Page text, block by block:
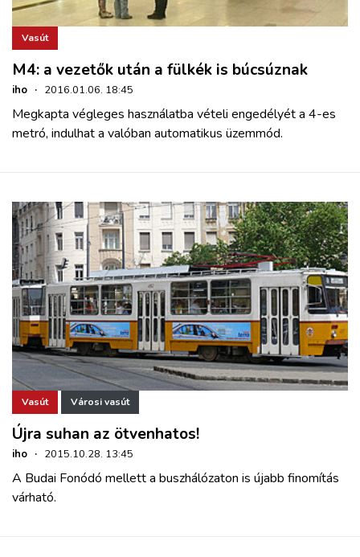
Vasút
M4: a vezetők után a fülkék is búcsúznak
iho · 2016.01.06. 18:45
Megkapta végleges használatba vételi engedélyét a 4-es
metró, indulhat a valóban automatikus üzemmód.
Vasút Városi vasút
Újra suhan az ötvenhatos!
iho · 2015.10.28. 13:45
A Budai Fonódó mellett a buszhálózaton is újabb finomítás
várható.